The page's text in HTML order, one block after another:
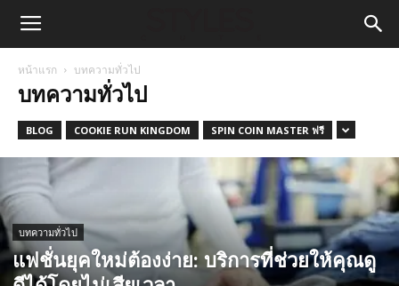
หน้าแรก บทความทั่วไป
บทความทั่วไป
BLOG COOKIE RUN KINGDOM SPIN COIN MASTER ฟรี
บทความทั่วไป
แฟชั่นยุคใหม่ต้องง่าย: บริการที่ช่วยให้คุณดู